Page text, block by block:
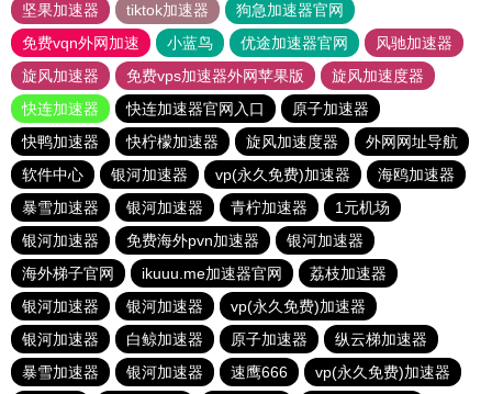
坚果加速器
tiktok加速器
狗急加速器官网
免费vqn外网加速
小蓝鸟 优途加速器官网
风驰加速器
旋风加速器
免费vps加速器外网苹果版
旋风加速度器
快连加速器
快连加速器官网入口
原子加速器
快鸭加速器
快柠檬加速器 旋风加速度器
外网网址导航
软件中心
银河加速器 vp(永久免费)加速器
海鸥加速器
暴雪加速器
银河加速器 青柠加速器
1元机场
银河加速器
免费海外pvn加速器
银河加速器
海外梯子官网
ikuuu.me加速器官网
荔枝加速器
银河加速器
银河加速器
vp(永久免费)加速器
银河加速器
白鲸加速器 原子加速器
纵云梯加速器
暴雪加速器
银河加速器 速鹰666 vp(永久免费)加速器